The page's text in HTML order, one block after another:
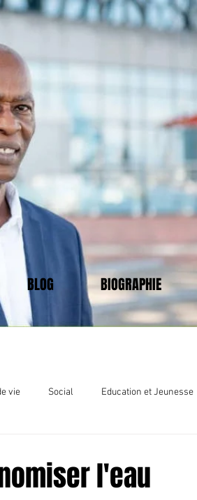
BLOG BIOGRAPHIE
vie Social Education et Jeunesse
l'eau